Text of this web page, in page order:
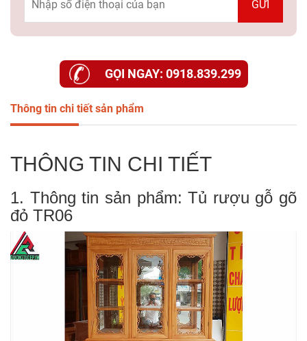
GỌI NGAY: 0918.839.299
Thông tin chi tiết sản phẩm
THÔNG TIN CHI TIẾT
1. Thông tin sản phẩm: Tủ rượu gỗ gõ
đỏ TR06